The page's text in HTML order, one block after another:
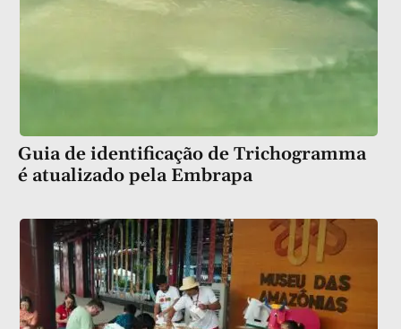
Guia de identificação de Trichogramma
é atualizado pela Embrapa